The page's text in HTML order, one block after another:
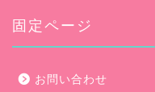
ブ
固定ページ
お問い合わせ